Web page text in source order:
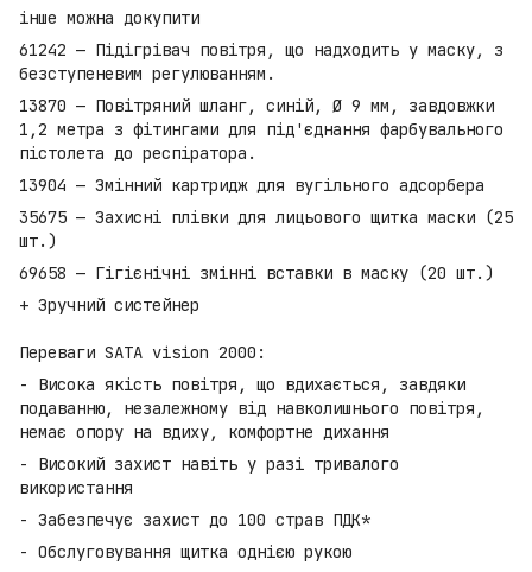
інше можна докупити
61242 — Підігрівач повітря, що надходить у маску, з
безступеневим регулюванням.
13870 — Повітряний шланг, синій, Ø 9 мм, завдовжки
1,2 метра з фітингами для під'єднання фарбувального
пістолета до респіратора.
13904 — Змінний картридж для вугільного адсорбера
35675 — Захисні плівки для лицьового щитка маски (25
шт.)
69658 — Гігієнічні змінні вставки в маску (20 шт.)
+ Зручний систейнер
Переваги SATA vision 2000:
- Висока якість повітря, що вдихається, завдяки
подаванню, незалежному від навколишнього повітря,
немає опору на вдиху, комфортне дихання
- Високий захист навіть у разі тривалого
використання
- Забезпечує захист до 100 страв ПДК*
- Обслуговування щитка однією рукою